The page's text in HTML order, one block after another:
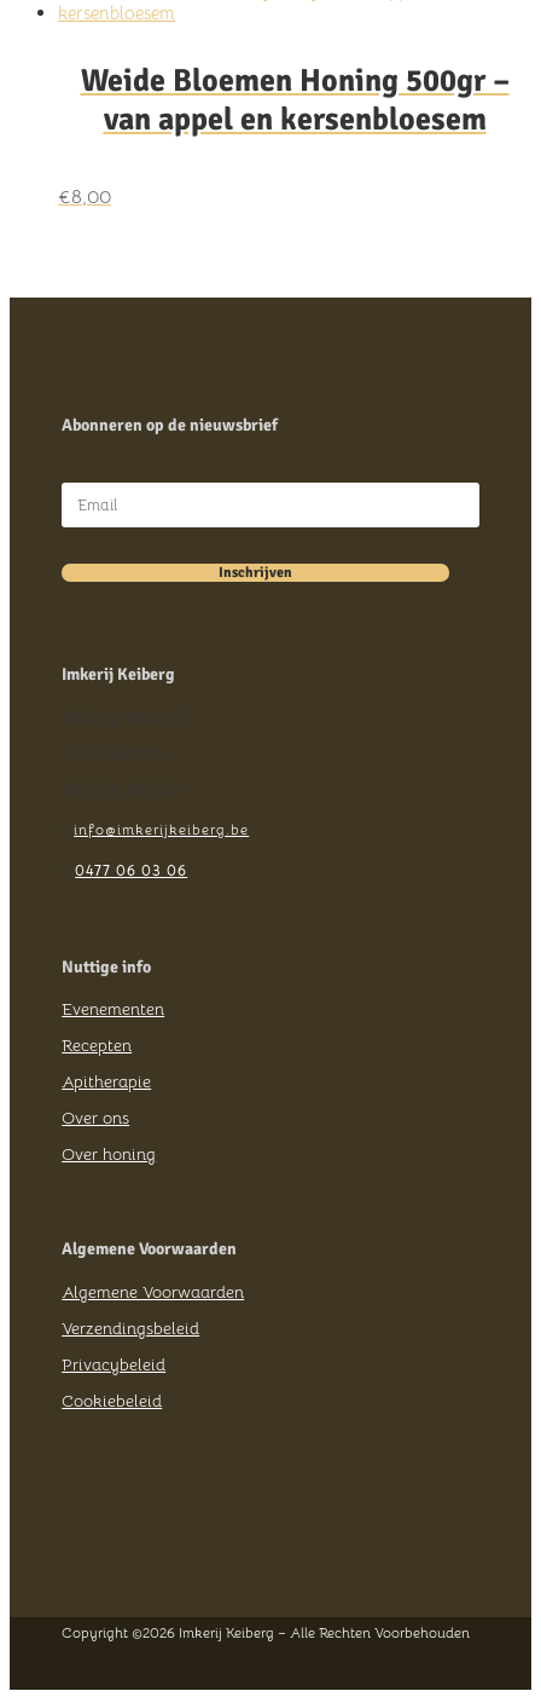
Weide Bloemen Honing 500gr –
van appel en kersenbloesem
€8,00
Abonneren op de nieuwsbrief
Inschrijven
Imkerij Keiberg
info@imkerijkeiberg.be
0477 06 03 06
Nuttige info
Evenementen
Recepten
Apitherapie
Over ons
Over honing
Algemene Voorwaarden
Algemene Voorwaarden
Verzendingsbeleid
Privacybeleid
Cookiebeleid
Copyright ©2026 Imkerij Keiberg – Alle Rechten Voorbehouden